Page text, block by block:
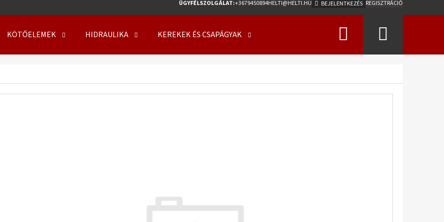
ÜGYFÉLSZOLGÁLAT:+3679450894HELTI@HELTI.HU BEJELENTKEZÉS REGISZTRÁCIÓ
KÖTŐELEMEK HIDRAULIKA KEREKEK ÉS CSAPÁGYAK Keresés
708 + 8X21.3/220/275 A2 ET0